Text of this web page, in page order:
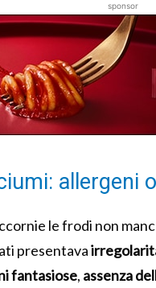
sponsor
allergeni
le frodi non
presentava
fantasiose, assenza